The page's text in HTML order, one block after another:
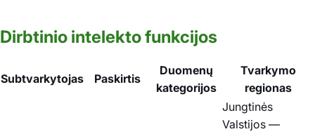
Dirbtinio intelekto funkcijos
Subtvarkytojas Paskirtis
Duomenų
kategorijos
Tvarkymo
regionas
Jungtinės
Valstijos —